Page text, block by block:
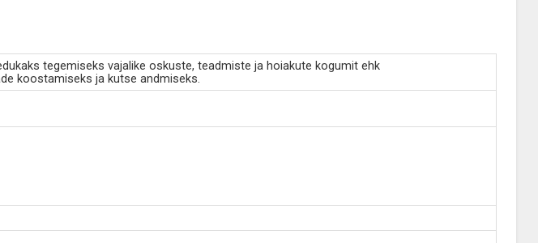
tegemiseks vajalike oskuste, teadmiste ja hoiakute kogumit ehk
koostamiseks ja kutse andmiseks.